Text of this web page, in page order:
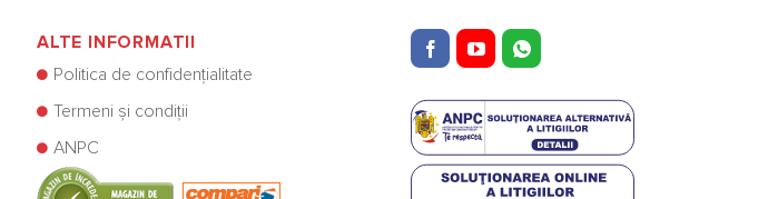
ALTE INFORMATII
Politica de confidențialitate
Termeni și condiții
ANPC